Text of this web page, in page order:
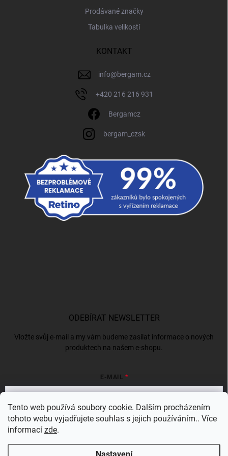
Tento web používá soubory cookie. Dalším procházením
tohoto webu vyjadřujete souhlas s jejich používáním.. Více
informací zde.
Prodávané značky
Tabulka velikostí
KONTAKT
info@bergam.cz
+420 216 216 931
Bergamcz
bergam_czsk
ODEBÍRAT NEWSLETTER
Vložte svůj e-mail a my vám budeme zasílat informace o nových
produktech na našem e-shopu.
E-MAIL
Vložením e-mailu souhlasíte s
Přihlásit se